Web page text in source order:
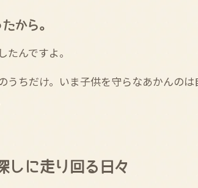
から。
んですよ。
うちだけ。いま子供を守らなあかんのは
しに走り回る日々